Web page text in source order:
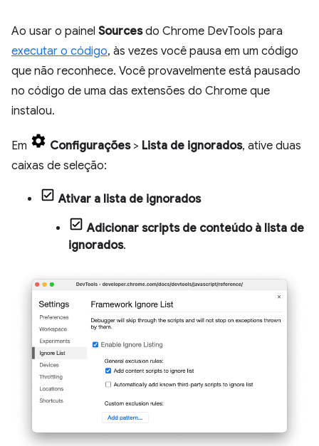
Ao usar o painel Sourcesdo Chrome DevTools para
executar o código, às vezes você pausa em um código
que não reconhece. Você provavelmente está pausado
no código de uma das extensões do Chrome que
instalou.
Em Configurações> Lista de ignorados, ative duas
caixas de seleção:
Ativar a lista de ignorados
Adicionar scripts de conteúdo à lista de
ignorados.